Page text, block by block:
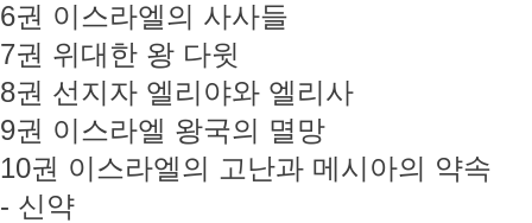
6권 이스라엘의 사사들
7권 위대한 왕 다윗
8권 선지자 엘리야와 엘리사
9권 이스라엘 왕국의 멸망
10권 이스라엘의 고난과 메시아의 약속
- 신약